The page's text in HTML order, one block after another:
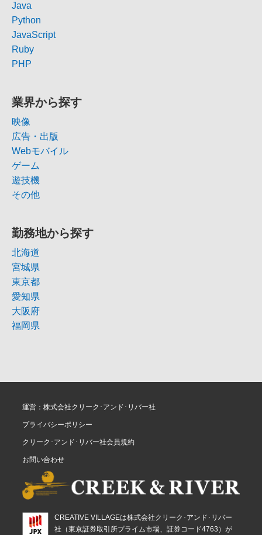
Java
Python
JavaScript
Ruby
PHP
業界から探す
映像
広告・出版
Webモバイル
ゲーム
遊技機
その他
勤務地から探す
北海道
宮城県
東京都
愛知県
大阪府
福岡県
運営：株式会社クリーク･アンド･リバー社
プライバシーポリシー
クリーク･アンド･リバー社会員規約
お問い合わせ
CREATIVE VILLAGEは株式会社クリーク･アンド･リバー
社（東京証券取引所プライム市場、証券コード4763）が